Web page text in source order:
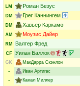
LM
Роман Безус
DM
Грег Каннингем
DM
Хавьер Каркамо
AM
Моузис Дайер
RM
Валтер Фред
CF
Уилан Баллок
GK
МакДарра Скэнлон
-
Иван Артигас
-
Камал Миллер